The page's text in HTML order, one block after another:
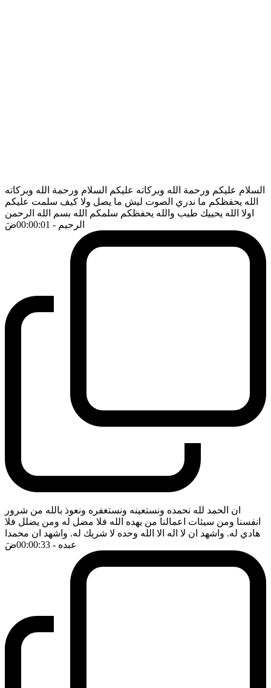
السلام عليكم ورحمة الله وبركاته عليكم السلام ورحمة الله وبركاته
الله يحفظكم ما ندري الصوت ليش ما يصل ولا كيف سلمت عليكم
اولا الله يحييك طيب والله يحفظكم سلمكم الله بسم الله الرحمن
الرحيم - 00:00:01 ضَ
ان الحمد لله نحمده ونستعينه ونستغفره ونعوذ بالله من شرور
انفسنا ومن سيئات اعمالنا من يهده الله فلا مضل له ومن يضلل فلا
هادي له. واشهد ان لا اله الا الله وحده لا شريك له. واشهد ان محمدا
عبده - 00:00:33 ضَ